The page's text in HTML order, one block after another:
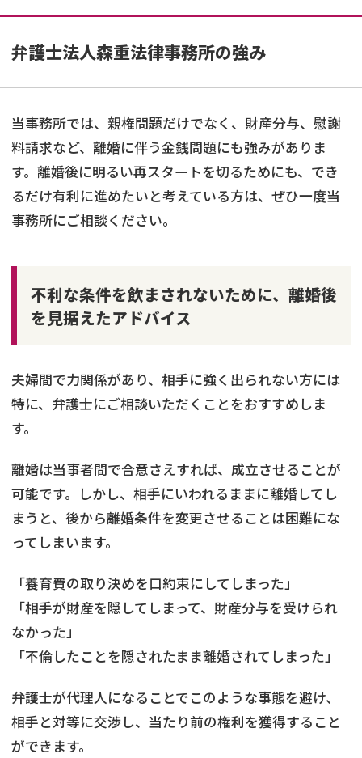
弁護士法人森重法律事務所の強み
当事務所では、親権問題だけでなく、財産分与、慰謝
料請求など、離婚に伴う金銭問題にも強みがありま
す。離婚後に明るい再スタートを切るためにも、でき
るだけ有利に進めたいと考えている方は、ぜひ一度当
事務所にご相談ください。
不利な条件を飲まされないために、離婚後
を見据えたアドバイス
夫婦間で力関係があり、相手に強く出られない方には
特に、弁護士にご相談いただくことをおすすめしま
す。
離婚は当事者間で合意さえすれば、成立させることが
可能です。しかし、相手にいわれるままに離婚してし
まうと、後から離婚条件を変更させることは困難にな
ってしまいます。
「養育費の取り決めを口約束にしてしまった」
「相手が財産を隠してしまって、財産分与を受けられ
なかった」
「不倫したことを隠されたまま離婚されてしまった」
弁護士が代理人になることでこのような事態を避け、
相手と対等に交渉し、当たり前の権利を獲得すること
ができます。